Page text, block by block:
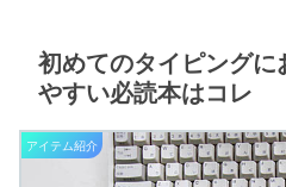
初めてのタイピングに
やすい必読本はコレ
アイテム紹介